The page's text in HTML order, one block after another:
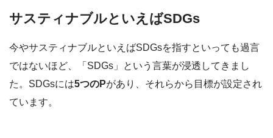
サスティナブルといえばSDGs
今やサスティナブルといえばSDGsを指すといっても過言
ではないほど、「SDGs」という言葉が浸透してきまし
た。SDGsには5つのPがあり、それらから目標が設定され
ています。